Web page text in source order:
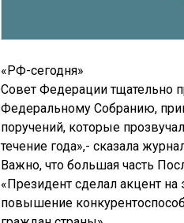
«РФ-сегодня»
Совет Федерации тщательно
Федеральному Собранию,
поручений, которые
течение года»,- сказала
Важно, что большая часть
«Президент сделал акцент
повышение